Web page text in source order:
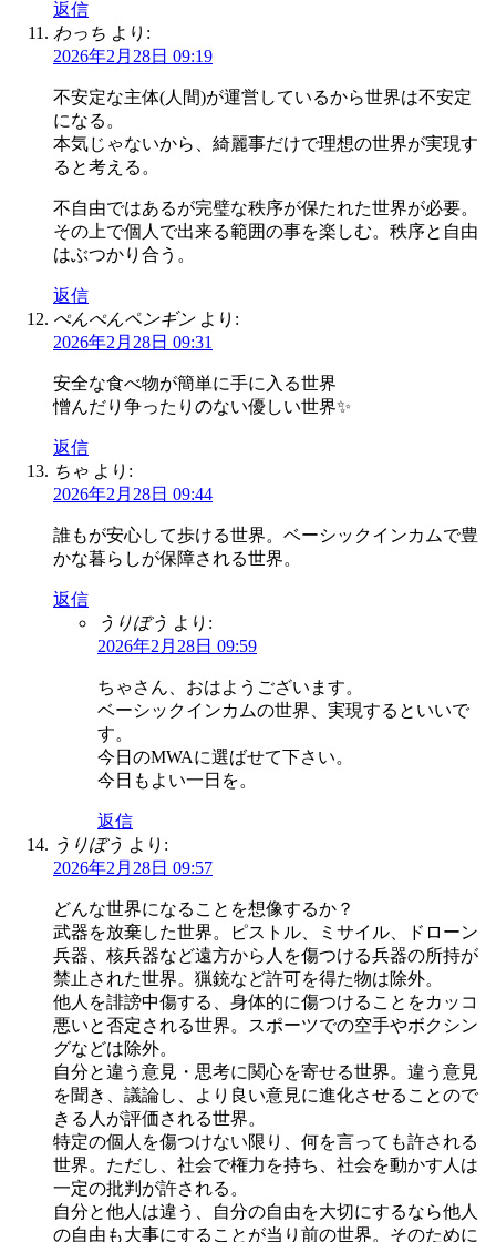
返信
わっち より:
2026年2月28日 09:19
不安定な主体(人間)が運営しているから世界は不安定
になる。
本気じゃないから、綺麗事だけで理想の世界が実現す
ると考える。
不自由ではあるが完璧な秩序が保たれた世界が必要。
その上で個人で出来る範囲の事を楽しむ。秩序と自由
はぶつかり合う。
返信
ぺんぺんペンギン より:
2026年2月28日 09:31
安全な食べ物が簡単に手に入る世界
憎んだり争ったりのない優しい世界✨
返信
ちゃ より:
2026年2月28日 09:44
誰もが安心して歩ける世界。ベーシックインカムで豊
かな暮らしが保障される世界。
返信
うりぼう より:
2026年2月28日 09:59
ちゃさん、おはようございます。
ベーシックインカムの世界、実現するといいで
す。
今日のMWAに選ばせて下さい。
今日もよい一日を。
返信
うりぼう より:
2026年2月28日 09:57
どんな世界になることを想像するか？
武器を放棄した世界。ピストル、ミサイル、ドローン
兵器、核兵器など遠方から人を傷つける兵器の所持が
禁止された世界。猟銃など許可を得た物は除外。
他人を誹謗中傷する、身体的に傷つけることをカッコ
悪いと否定される世界。スポーツでの空手やボクシン
グなどは除外。
自分と違う意見・思考に関心を寄せる世界。違う意見
を聞き、議論し、より良い意見に進化させることので
きる人が評価される世界。
特定の個人を傷つけない限り、何を言っても許される
世界。ただし、社会で権力を持ち、社会を動かす人は
一定の批判が許される。
自分と他人は違う、自分の自由を大切にするなら他人
の自由も大事にすることが当り前の世界。そのために